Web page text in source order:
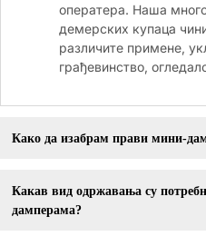
оператера. Наша
демерских купаца
различите примене,
грађевинство,
Како да изабрам прави мини-
Какав вид одржавања су
дамперама?